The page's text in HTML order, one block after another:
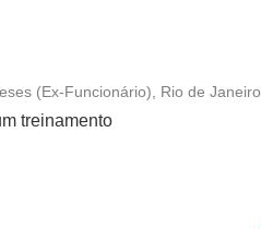
com a vida familiar
(Ex-Funcionário), Rio de Janeiro
treinamento